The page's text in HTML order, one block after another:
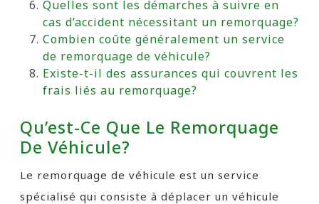
Quelles sont les démarches à suivre en
cas d’accident nécessitant un remorquage?
Combien coûte généralement un service
de remorquage de véhicule?
Existe-t-il des assurances qui couvrent les
frais liés au remorquage?
Qu’est-Ce Que Le Remorquage
De Véhicule?
Le remorquage de véhicule est un service
spécialisé qui consiste à déplacer un véhicule